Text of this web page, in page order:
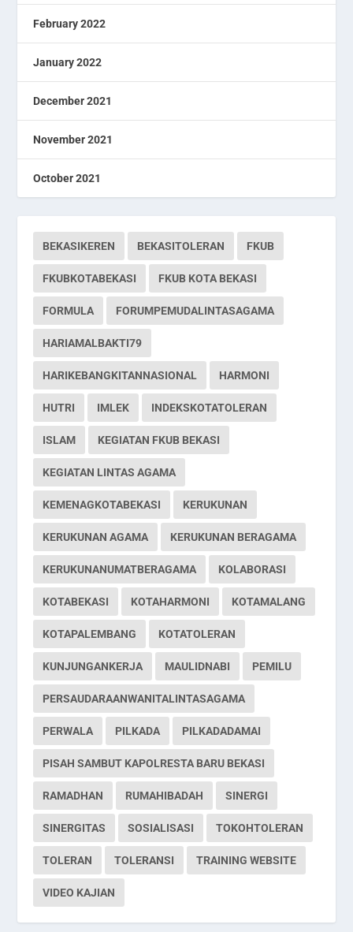
February 2022
January 2022
December 2021
November 2021
October 2021
BEKASIKEREN BEKASITOLERAN FKUB
FKUBKOTABEKASI FKUB KOTA BEKASI
FORMULA FORUMPEMUDALINTASAGAMA
HARIAMALBAKTI79
HARIKEBANGKITANNASIONAL HARMONI
HUTRI IMLEK INDEKSKOTATOLERAN
ISLAM KEGIATAN FKUB BEKASI
KEGIATAN LINTAS AGAMA
KEMENAGKOTABEKASI KERUKUNAN
KERUKUNAN AGAMA KERUKUNAN BERAGAMA
KERUKUNANUMATBERAGAMA KOLABORASI
KOTABEKASI KOTAHARMONI KOTAMALANG
KOTAPALEMBANG KOTATOLERAN
KUNJUNGANKERJA MAULIDNABI PEMILU
PERSAUDARAANWANITALINTASAGAMA
PERWALA PILKADA PILKADADAMAI
PISAH SAMBUT KAPOLRESTA BARU BEKASI
RAMADHAN RUMAHIBADAH SINERGI
SINERGITAS SOSIALISASI TOKOHTOLERAN
TOLERAN TOLERANSI TRAINING WEBSITE
VIDEO KAJIAN